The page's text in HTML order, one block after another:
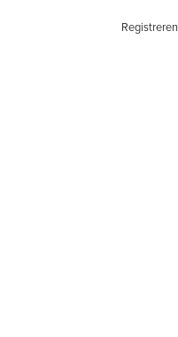
Registreren